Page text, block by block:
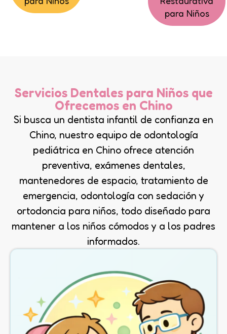
para Niños
Servicios Dentales para Niños que
Ofrecemos en Chino
Si busca un dentista infantil de confianza en
Chino, nuestro equipo de odontología
pediátrica en Chino ofrece atención
preventiva, exámenes dentales,
mantenedores de espacio, tratamiento de
emergencia, odontología con sedación y
ortodoncia para niños, todo diseñado para
mantener a los niños cómodos y a los padres
informados.